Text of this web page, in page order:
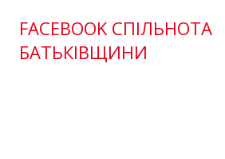
FACEBOOK СПІЛЬНОТА
БАТЬКІВЩИНИ